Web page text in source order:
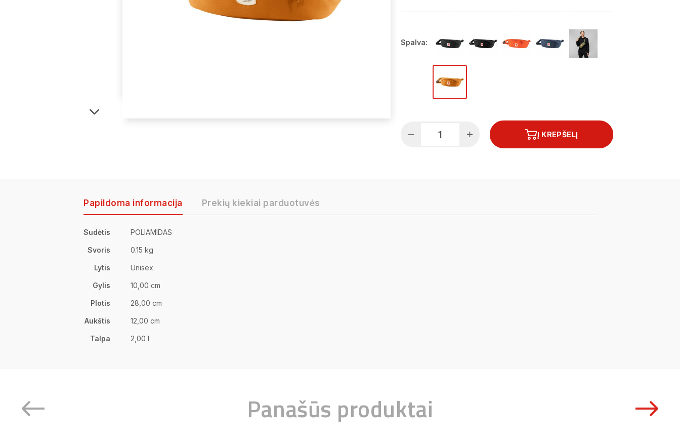
Spalva:
Į KREPŠELĮ
Papildoma informacija Prekių kiekiai parduotuvės
Sudėtis POLIAMIDAS
Svoris 0.15 kg
Lytis Unisex
Gylis 10,00 cm
Plotis 28,00 cm
Aukštis 12,00 cm
Talpa 2,00 l
Panašūs produktai